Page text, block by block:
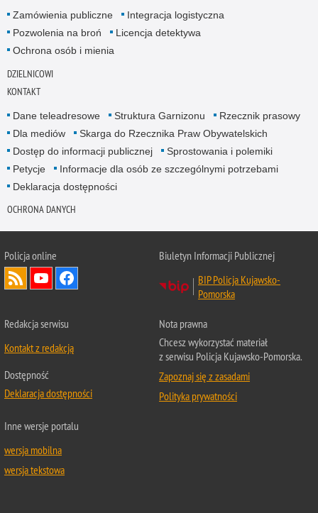
Zamówienia publiczne
Integracja logistyczna
Pozwolenia na broń
Licencja detektywa
Ochrona osób i mienia
DZIELNICOWI
KONTAKT
Dane teleadresowe Struktura Garnizonu
Rzecznik prasowy
Dla mediów
Skarga do Rzecznika Praw Obywatelskich
Dostęp do informacji publicznej
Sprostowania i polemiki
Petycje
Informacje dla osób ze szczególnymi potrzebami
Deklaracja dostępności
OCHRONA DANYCH
Policja online
Biuletyn Informacji Publicznej
BIP Policja Kujawsko-
Pomorska
Redakcja serwisu
Kontakt z redakcją
Dostępność
Deklaracja dostępności
Nota prawna
Chcesz wykorzystać materiał
z serwisu Policja Kujawsko-Pomorska.
Zapoznaj się z zasadami
Polityka prywatności
Inne wersje portalu
wersja mobilna
wersja tekstowa